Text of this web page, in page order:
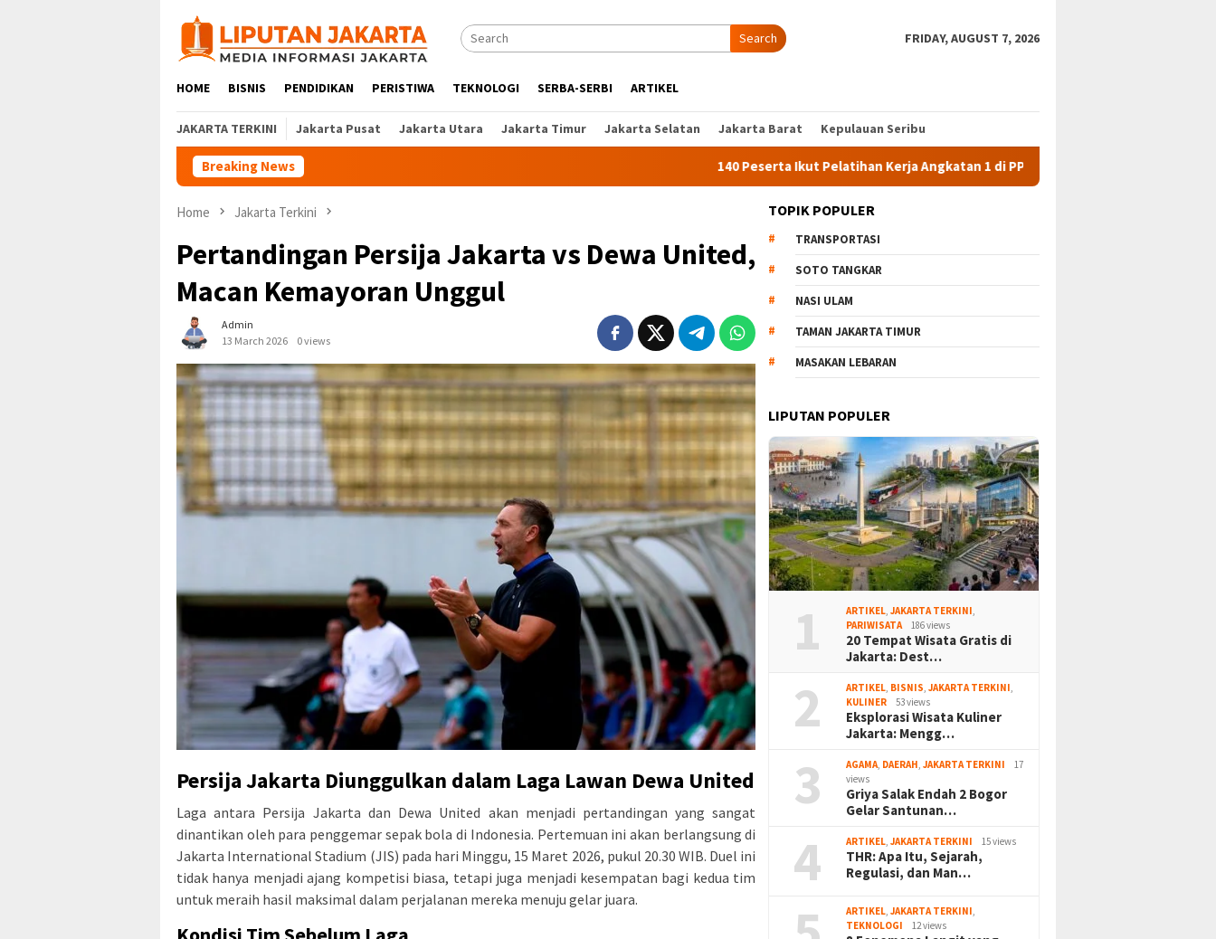
content
Search FRIDAY, AUGUST 7, 2026
HOME BISNIS PENDIDIKAN PERISTIWA TEKNOLOGI SERBA-SERBI ARTIKEL
JAKARTA TERKINI Jakarta Pusat Jakarta Utara Jakarta Timur Jakarta Selatan Jakarta Barat Kepulauan Seribu
Breaking News 140 Peserta Ikut Pelatihan Kerja Angkatan 1 di PPKD Jaksel
Home Jakarta Terkini
Pertandingan Persija Jakarta vs Dewa United,
Macan Kemayoran Unggul
Admin
13 March 2026
0 views
Persija Jakarta Diunggulkan dalam Laga Lawan Dewa United
Laga antara Persija Jakarta dan Dewa United akan menjadi pertandingan yang sangat
dinantikan oleh para penggemar sepak bola di Indonesia. Pertemuan ini akan berlangsung di
Jakarta International Stadium (JIS) pada hari Minggu, 15 Maret 2026, pukul 20.30 WIB. Duel ini
tidak hanya menjadi ajang kompetisi biasa, tetapi juga menjadi kesempatan bagi kedua tim
untuk meraih hasil maksimal dalam perjalanan mereka menuju gelar juara.
TOPIK POPULER
TRANSPORTASI
SOTO TANGKAR
NASI ULAM
TAMAN JAKARTA TIMUR
MASAKAN LEBARAN
LIPUTAN POPULER
1 ARTIKEL ,JAKARTA TERKINI
PARIWISATA
186 views
20 Tempat Wisata Gratis di
Jakarta: Dest…
2 ARTIKEL BISNIS ,JAKARTA TERKINI
KULINER
53 views
Eksplorasi Wisata Kuliner
Jakarta: Mengg…
3 AGAMA DAERAH ,JAKARTA TERKINI
17
views
Griya Salak Endah 2 Bogor
Gelar Santunan…
4 ARTIKEL ,JAKARTA TERKINI 15 views
THR: Apa Itu, Sejarah,
Regulasi, dan Man…
ARTIKEL ,JAKARTA TERKINI
TEKNOLOGI
12 views